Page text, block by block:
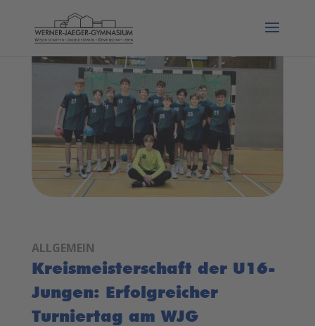
ALLGEMEIN
Kreismeisterschaft der U16-
Jungen: Erfolgreicher
Turniertag am WJG